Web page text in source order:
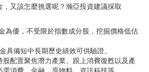
又該怎麼挑選呢？瀚亞投資建議採取
為優，不受限於指數成分股，挖掘價格低估
具備短中長期歷史績效可供驗證。
配置聚焦潛力產業、跟上消費復甦以及產
消費、金融、原物料、資訊科技等。